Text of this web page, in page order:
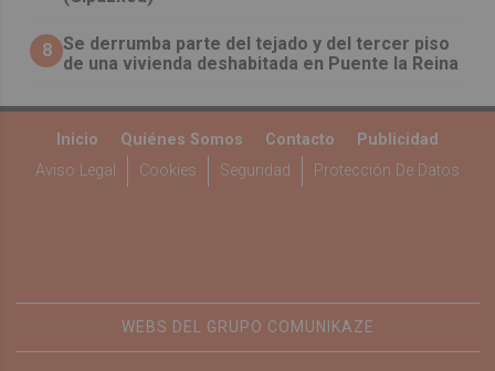
8 Se derrumba parte del tejado y del tercer piso
de una vivienda deshabitada en Puente la Reina
Inicio Quiénes Somos Contacto
Publicidad
Aviso Legal
Cookies Seguridad Protección De Datos
WEBS DEL GRUPO COMUNIKAZE